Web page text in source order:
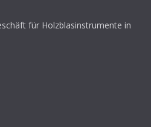
für Holzblasinstrumente in